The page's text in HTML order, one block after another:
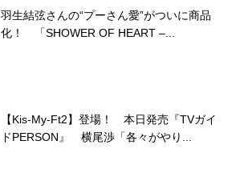
羽生結弦さんの“プーさん愛”がついに商品
化！ 「SHOWER OF HEART –...
【Kis-My-Ft2】登場！ 本日発売『TVガイ
ドPERSON』 横尾渉「各々がやり...